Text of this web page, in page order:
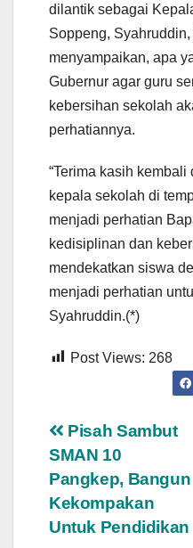
dilantik sebagai
Soppeng, Syahruddin,
menyampaikan, apa
Gubernur agar guru
kebersihan sekolah
perhatiannya.
“Terima kasih
kepala sekolah di
menjadi perhatian
kedisiplinan dan
mendekatkan siswa
menjadi perhatian
Syahruddin.(*)
Post Views: 268
Navigasi
pos
Pisah Sambut
SMAN 10
Pangkep, Bangun
Kekompakan
Untuk Pendidikan